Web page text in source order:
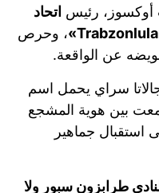
أوكسوز، رئيس اتحاد
، وحرص
عن الواقعة.
سراي يحمل اسم
بين هوية المشجع
جماهير
طرابزون سبور ولا